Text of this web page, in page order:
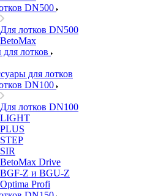
DN500
Для лотков DN500
BetoMax
лотков
для лотков
DN100
Для лотков DN100
LIGHT
PLUS
STEP
SIR
BetoMax Drive
BGF-Z и BGU-Z
Optima Profi